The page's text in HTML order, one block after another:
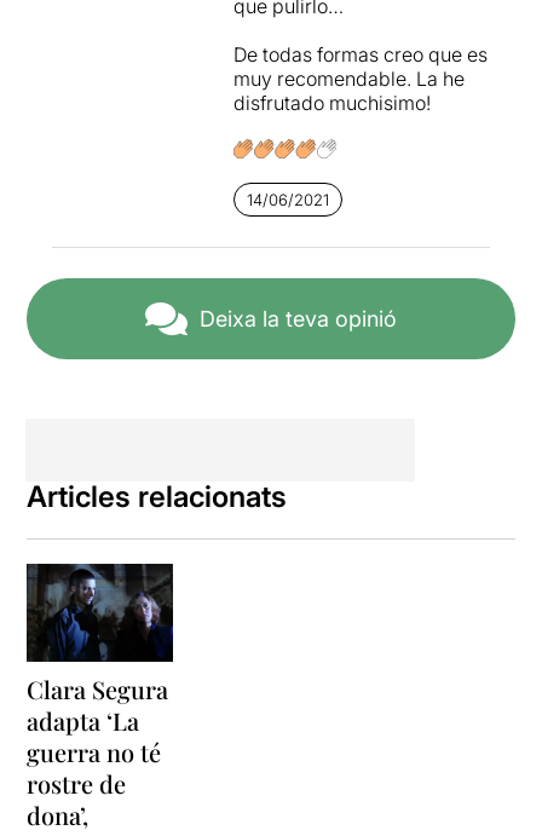
que pulirlo…
De todas formas creo que es
muy recomendable. La he
disfrutado muchisimo!
14/06/2021
Deixa la teva opinió
Articles relacionats
Clara Segura
adapta ‘La
guerra no té
rostre de
dona’,